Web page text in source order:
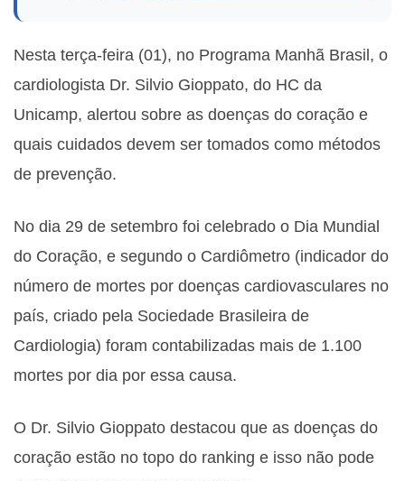
Nesta terça-feira (01), no Programa Manhã Brasil, o
cardiologista Dr. Silvio Gioppato, do HC da
Unicamp, alertou sobre as doenças do coração e
quais cuidados devem ser tomados como métodos
de prevenção.
No dia 29 de setembro foi celebrado o Dia Mundial
do Coração, e segundo o Cardiômetro (indicador do
número de mortes por doenças cardiovasculares no
país, criado pela Sociedade Brasileira de
Cardiologia) foram contabilizadas mais de 1.100
mortes por dia por essa causa.
O Dr. Silvio Gioppato destacou que as doenças do
coração estão no topo do ranking e isso não pode